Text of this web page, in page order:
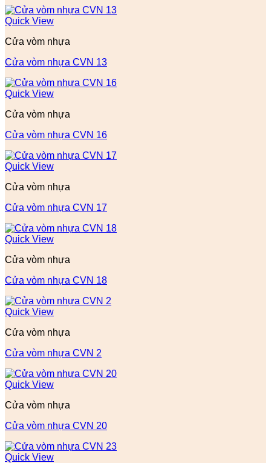
Quick View
Cửa vòm nhựa
Cửa vòm nhựa CVN 13
Quick View
Cửa vòm nhựa
Cửa vòm nhựa CVN 16
Quick View
Cửa vòm nhựa
Cửa vòm nhựa CVN 17
Quick View
Cửa vòm nhựa
Cửa vòm nhựa CVN 18
Quick View
Cửa vòm nhựa
Cửa vòm nhựa CVN 2
Quick View
Cửa vòm nhựa
Cửa vòm nhựa CVN 20
Quick View